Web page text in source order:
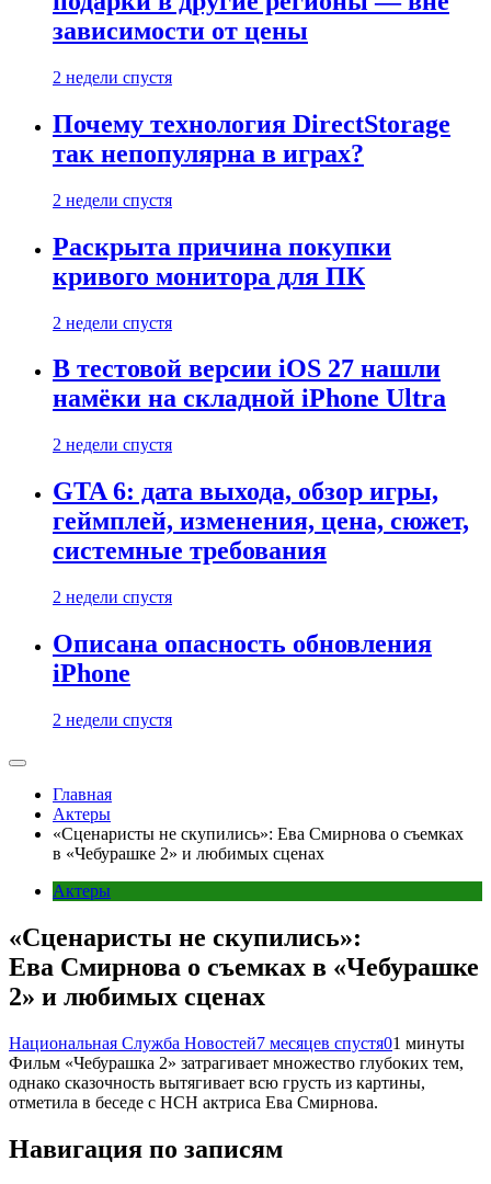
зависимости от цены
2 недели спустя
Почему технология DirectStorage
так непопулярна в играх?
2 недели спустя
Раскрыта причина покупки
кривого монитора для ПК
2 недели спустя
В тестовой версии iOS 27 нашли
намёки на складной iPhone Ultra
2 недели спустя
GTA 6: дата выхода, обзор игры,
геймплей, изменения, цена, сюжет,
системные требования
2 недели спустя
Описана опасность обновления
iPhone
2 недели спустя
Главная
Актеры
«Сценаристы не скупились»: Ева Смирнова о съемках
в «Чебурашке 2» и любимых сценах
Актеры
«Сценаристы не скупились»:
Ева Смирнова о съемках в «Чебурашке
2» и любимых сценах
Национальная Служба Новостей7 месяцев спустя01 минуты
Фильм «Чебурашка 2» затрагивает множество глубоких тем,
однако сказочность вытягивает всю грусть из картины,
отметила в беседе с НСН актриса Ева Смирнова.
Навигация по записям